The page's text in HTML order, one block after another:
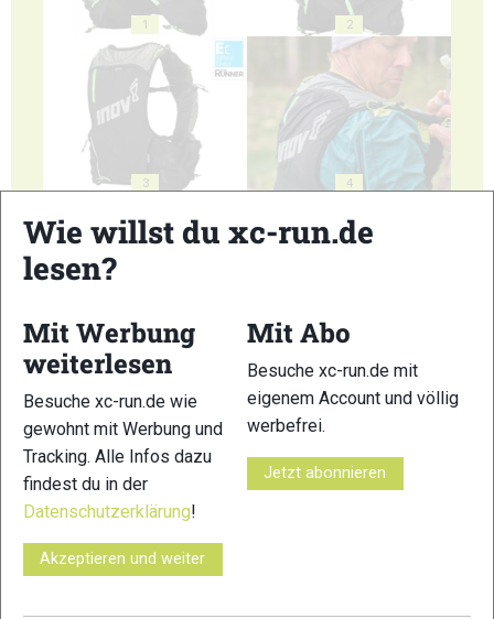
1 2
3 4
5 6
Wie willst du xc-run.de
lesen?
Mit Werbung
weiterlesen
Besuche xc-run.de wie
gewohnt mit Werbung und
Tracking. Alle Infos dazu
findest du in der
Datenschutzerklärung!
Akzeptieren und weiter
Mit Abo
Besuche xc-run.de mit
eigenem Account und völlig
werbefrei.
Jetzt abonnieren